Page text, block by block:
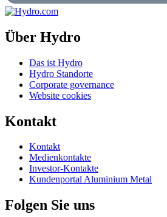
Über Hydro
Das ist Hydro
Hydro Standorte
Corporate governance
Website cookies
Kontakt
Kontakt
Medienkontakte
Investor-Kontakte
Kundenportal Aluminium Metal
Folgen Sie uns